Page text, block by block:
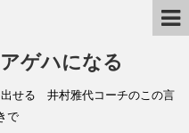
ゲハになる
出せる 井村雅代コーチのこの言
で